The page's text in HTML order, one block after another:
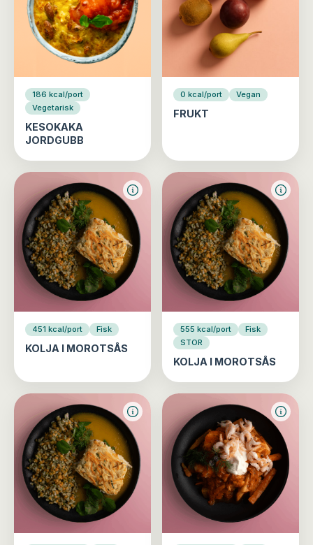
186 kcal/port
Vegetarisk
KESOKAKA
JORDGUBB
0 kcal/port Vegan
FRUKT
451 kcal/port Fisk
KOLJA I MOROTSÅS
555 kcal/port
Fisk
STOR
KOLJA I MOROTSÅS